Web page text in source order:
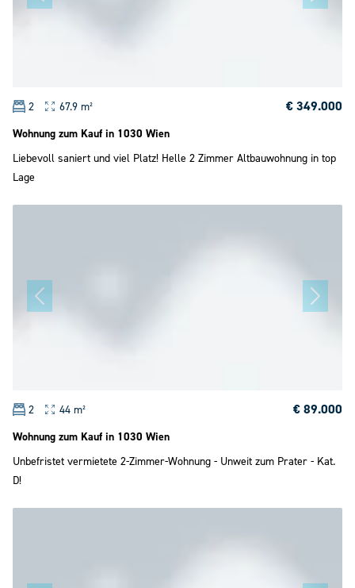
2 67.9 m² € 349.000
Wohnung zum Kauf in 1030 Wien
Liebevoll saniert und viel Platz! Helle 2 Zimmer Altbauwohnung in top
Lage
2 44 m² € 89.000
Wohnung zum Kauf in 1030 Wien
Unbefristet vermietete 2-Zimmer-Wohnung - Unweit zum Prater - Kat.
D!